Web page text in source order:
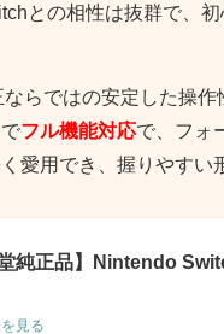
との相性は抜群で、
ならではの安定した操作
フル機能対応で、フォ
愛用でき、握りやすい
堂純正品】Nintendo
見る